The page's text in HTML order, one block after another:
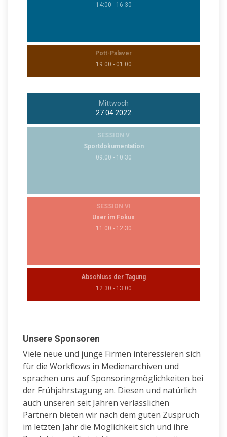
14:00 - 16:30
Pott-Palaver
19:00 - 01:00
Mittwoch
27.04.2022
SESSION V
Sportdokumentation
09:00 - 10:30
SESSION VI
User im Fokus
11:00 - 12:30
Abschluss der Tagung
12:30 - 13:00
Unsere Sponsoren
Viele neue und junge Firmen interessieren sich
für die Workflows in Medienarchiven und
sprachen uns auf Sponsoringmöglichkeiten bei
der Frühjahrstagung an. Diesen und natürlich
auch unseren seit Jahren verlässlichen
Partnern bieten wir nach dem guten Zuspruch
im letzten Jahr die Möglichkeit sich und ihre